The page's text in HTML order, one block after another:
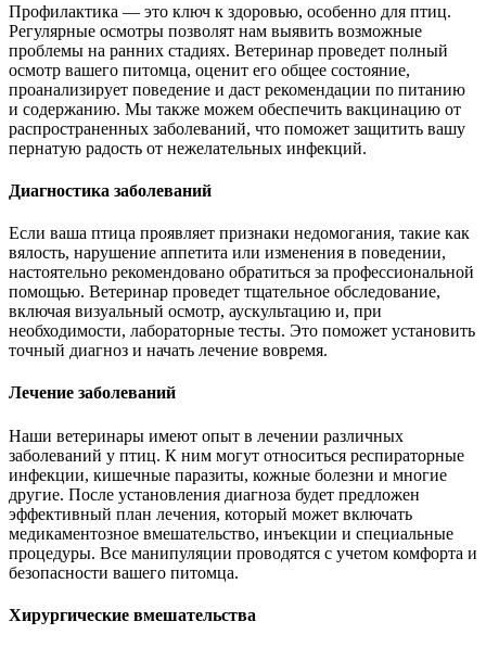
Профилактика — это ключ к здоровью, особенно для птиц.
Регулярные осмотры позволят нам выявить возможные
проблемы на ранних стадиях. Ветеринар проведет полный
осмотр вашего питомца, оценит его общее состояние,
проанализирует поведение и даст рекомендации по питанию
и содержанию. Мы также можем обеспечить вакцинацию от
распространенных заболеваний, что поможет защитить вашу
пернатую радость от нежелательных инфекций.
Диагностика заболеваний
Если ваша птица проявляет признаки недомогания, такие как
вялость, нарушение аппетита или изменения в поведении,
настоятельно рекомендовано обратиться за профессиональной
помощью. Ветеринар проведет тщательное обследование,
включая визуальный осмотр, аускультацию и, при
необходимости, лабораторные тесты. Это поможет установить
точный диагноз и начать лечение вовремя.
Лечение заболеваний
Наши ветеринары имеют опыт в лечении различных
заболеваний у птиц. К ним могут относиться респираторные
инфекции, кишечные паразиты, кожные болезни и многие
другие. После установления диагноза будет предложен
эффективный план лечения, который может включать
медикаментозное вмешательство, инъекции и специальные
процедуры. Все манипуляции проводятся с учетом комфорта и
безопасности вашего питомца.
Хирургические вмешательства